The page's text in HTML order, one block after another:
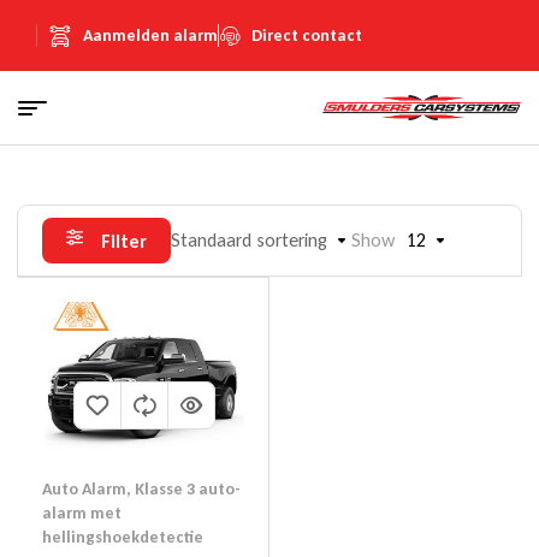
Aanmelden alarm Direct contact
Filter Standaard sortering Show 12
Auto Alarm, Klasse 3 auto-
alarm met
hellingshoekdetectie